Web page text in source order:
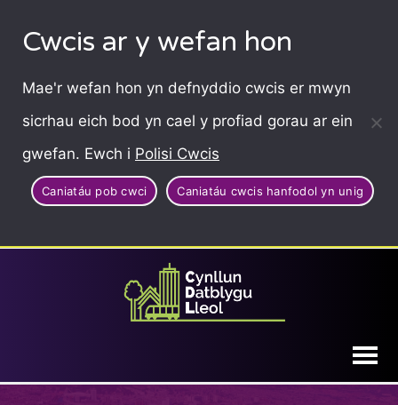
Cwcis ar y wefan hon
Mae'r wefan hon yn defnyddio cwcis er mwyn
sicrhau eich bod yn cael y profiad gorau ar ein
gwefan. Ewch i Polisi Cwcis
Caniatáu pob cwci Caniatáu cwcis hanfodol yn unig